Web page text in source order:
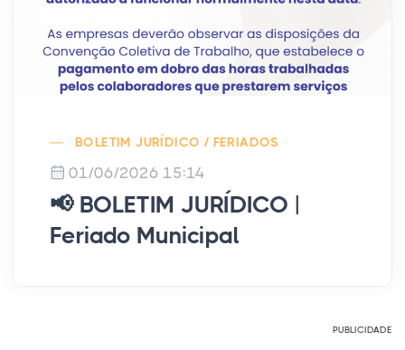
BOLETIM JURÍDICO / FERIADOS
01/06/2026 15:14
📢 BOLETIM JURÍDICO |
Feriado Municipal
PUBLICIDADE